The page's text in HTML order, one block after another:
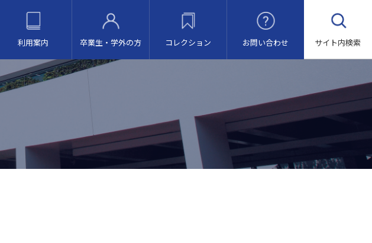
利用案内 卒業生・ 学外の方 コレクション お問い合わせ サイト内検索